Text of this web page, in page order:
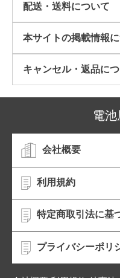
配送・送料について
本サイトの掲載情報
キャンセル・返品に
電
会社概要
利用規約
特定商取引法に基
プライバシーポリ